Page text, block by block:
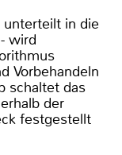
unterteilt in die
wird
Vorbehandeln
schaltet das
der
festgestellt